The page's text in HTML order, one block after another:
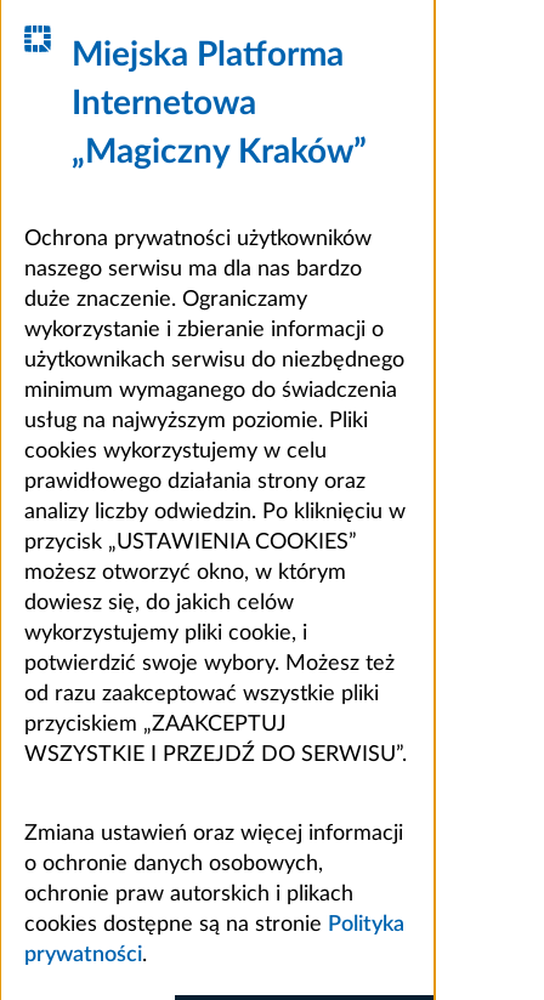
Miejska Platforma
Internetowa
„Magiczny Kraków”
Ochrona prywatności użytkowników
naszego serwisu ma dla nas bardzo
duże znaczenie. Ograniczamy
wykorzystanie i zbieranie informacji o
użytkownikach serwisu do niezbędnego
minimum wymaganego do świadczenia
usług na najwyższym poziomie. Pliki
cookies wykorzystujemy w celu
prawidłowego działania strony oraz
analizy liczby odwiedzin. Po kliknięciu w
przycisk „USTAWIENIA COOKIES”
możesz otworzyć okno, w którym
dowiesz się, do jakich celów
wykorzystujemy pliki cookie, i
potwierdzić swoje wybory. Możesz też
od razu zaakceptować wszystkie pliki
przyciskiem „ZAAKCEPTUJ
WSZYSTKIE I PRZEJDŹ DO SERWISU”.
Zmiana ustawień oraz więcej informacji
o ochronie danych osobowych,
ochronie praw autorskich i plikach
cookies dostępne są na stronie Polityka
prywatności.